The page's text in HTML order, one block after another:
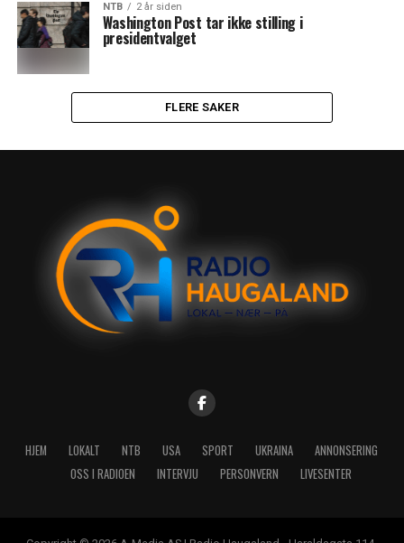
NTB 2 år siden
Washington Post tar ikke stilling i
presidentvalget
FLERE SAKER
HJEM LOKALT NTB USA SPORT UKRAINA
ANNONSERING
OSS I RADIOEN
INTERVJU PERSONVERN LIVESENTER